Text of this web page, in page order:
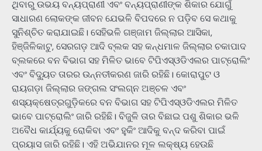
ଥିବାରୁ ଉଭୟ ବନ୍ୟପ୍ରାଣୀ ଏବଂ ବନ୍ୟପ୍ରାଣୀଙ୍କ ଶିକାର ଯୋଗୁଁ
ସାଧାରଣ ଲୋକଙ୍କ ଜୀବନ ଯେଭଳି ବିପଦରେ ନ ପଡ଼ିବ ସେ କଥାକୁ
ସୁନିଶ୍ଚିତ କରାଯାଇଛି। ସେହିଭଳି ଗଞ୍ଜାମ ଜିଲ୍ଲାର ଆସିକା,
ହିଞ୍ଜିଳିକାଟୁ, ସେରଗଡ଼ ଆଦି ବ୍ଲକ ସହ କନ୍ଧମାଳ ଜିଲ୍ଲାର ଚକାପାଦ
ବ୍ଲକରେ ବନ ବିଭାଗ ସହ ମିଳିତ ଭାବେ ଟିପିଏସ୍ଓଡିଏଲର ପାଟ୍ରୋଲିଂ
ଏବଂ ବିଦ୍ୟୁତ ତାରର ଉନ୍ନତୀକରଣ ଜାରି ରହିଛି। କୋରାପୁଟ ଓ
ରାୟଗଡ଼ା ଜିଲ୍ଲାର ଜଙ୍ଗଲ ସଂଲଗ୍ନ ଅଞ୍ଚଳ ଏବଂ
ଶସ୍ୟକ୍ଷେତ୍ରଗୁଡ଼ିକରେ ବନ ବିଭାଗ ସହ ଟିପିଏସ୍ଓଡିଏଲର ମିଳିତ
ଭାବେ ପାଟ୍ରୋଲିଂ ଜାରି ରହିଛି। ବିଜୁଳି ତାର ବିଛାଇ ପଶୁ ଶିକାର ଭଳି
ଅବୈଧ କାର୍ଯ୍ୟକୁ ରୋକିବା ଏବଂ ହୁକିଂ ଆଦିକୁ ବନ୍ଦ କରିବା ପାଇଁ
ପ୍ରୟାସ ଜାରି ରହିଛି। ଏହି ଅଭିଯାନର ମୂଳ ଲକ୍ଷ୍ୟ ହେଉଛି